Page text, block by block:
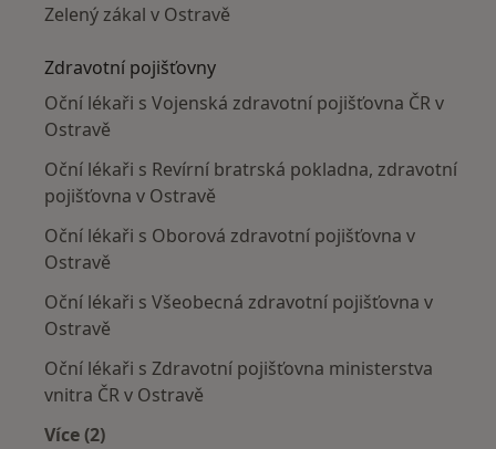
Zelený zákal v Ostravě
Zdravotní pojišťovny
Oční lékaři s Vojenská zdravotní pojišťovna ČR v
Ostravě
Oční lékaři s Revírní bratrská pokladna, zdravotní
pojišťovna v Ostravě
Oční lékaři s Oborová zdravotní pojišťovna v
Ostravě
Oční lékaři s Všeobecná zdravotní pojišťovna v
Ostravě
Oční lékaři s Zdravotní pojišťovna ministerstva
vnitra ČR v Ostravě
Více (2)